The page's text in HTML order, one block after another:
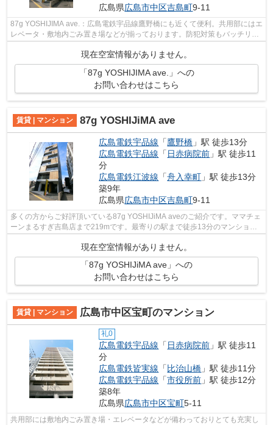
広島県広島市中区吉島町9-11
87g YOSHIJIMA ave.：広島電鉄宇品線鷹野橋にも近くて便利。共用部にはエ
レベータ・敷地内ごみ置き場などが揃っております。防犯対策もバッチリな
現在空室情報がありません。
「87g YOSHIJIMA ave.」への
お問い合わせはこちら
賃貸 | マンション 87g YOSHIJiMA ave
広島電鉄宇品線 「鷹野橋 」駅 徒歩13分
広島電鉄宇品線 「 日赤病院前 」駅 徒歩11
分
広島電鉄江波線 「舟入幸町 」駅 徒歩13分
築9年
広島県広島市中区吉島町9-11
多くの方からご好評頂いている87g YOSHIJiMA aveのご紹介です。ママチェ
ーンまるすぎ吉島店まで219mです。最寄りの駅まで徒歩13分のマンション
です。初期費用のカード決済ができます。...
現在空室情報がありません。
「87g YOSHIJiMA ave」への
お問い合わせはこちら
賃貸 | マンション 広島市中区宝町のマンション
礼0
広島電鉄宇品線 「 日赤病院前 」駅 徒歩11
分
広島電鉄皆実線 「 比治山橋 」駅 徒歩11分
広島電鉄宇品線 「市役所前 」駅 徒歩12分
築8年
広島県広島市中区宝町5-11
共用部には敷地内ごみ置き場・エレベータなどが備わっておりとても充実し